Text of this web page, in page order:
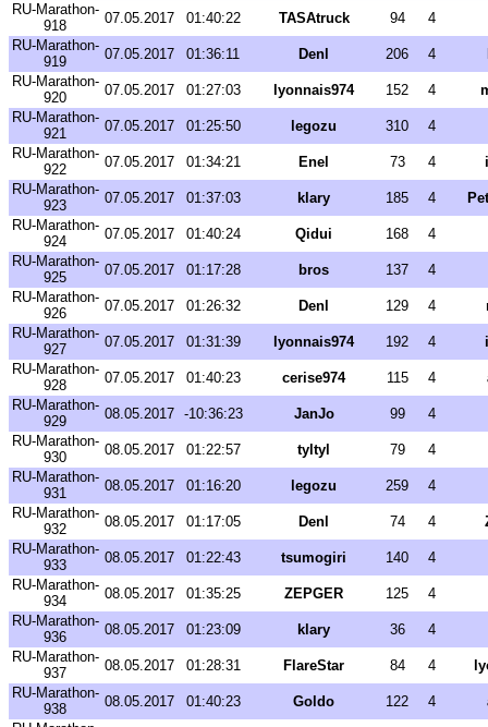
RU-Marathon-
918
07.05.2017 01:40:22 TASAtruck 94
4
RU-Marathon-
919
07.05.2017 01:36:11 Denl 206 4
RU-Marathon-
920
07.05.2017 01:27:03 lyonnais974 152 4
RU-Marathon-
921
07.05.2017 01:25:50 legozu 310
4
RU-Marathon-
922
07.05.2017 01:34:21 Enel 73 4
RU-Marathon-
923
07.05.2017 01:37:03 klary 185 4
RU-Marathon-
924
07.05.2017 01:40:24 Qidui 168
4
RU-Marathon-
925
07.05.2017 01:17:28 bros 137
4
RU-Marathon-
926
07.05.2017 01:26:32 Denl 129 4
RU-Marathon-
927
07.05.2017 01:31:39 lyonnais974 192 4
RU-Marathon-
928
07.05.2017 01:40:23 cerise974 115 4
RU-Marathon-
929
08.05.2017 -10:36:23 JanJo 99
4
RU-Marathon-
930
08.05.2017 01:22:57 tyltyl 79
4
RU-Marathon-
931
08.05.2017 01:16:20 legozu 259
4
RU-Marathon-
932
08.05.2017 01:17:05 Denl 74 4
RU-Marathon-
933
08.05.2017 01:22:43 tsumogiri 140
4
RU-Marathon-
934
08.05.2017 01:35:25 ZEPGER 125
4
RU-Marathon-
936
08.05.2017 01:23:09 klary 36
4
RU-Marathon-
937
08.05.2017 01:28:31 FlareStar 84 4
RU-Marathon-
938
08.05.2017 01:40:23 Goldo 122 4